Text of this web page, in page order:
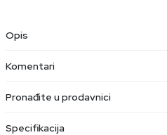
Opis
Komentari
Pronađite u prodavnici
Specifikacija